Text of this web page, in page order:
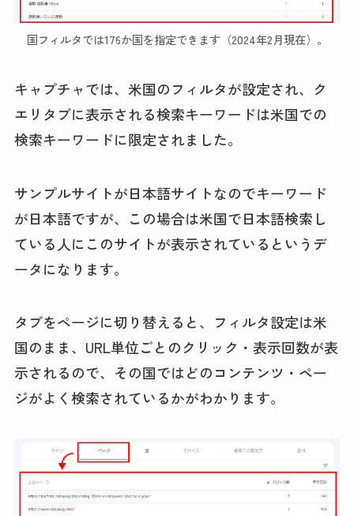
国フィルタでは176か国を指定できます（2024年2月現在）。
キャプチャでは、米国のフィルタが設定され、ク
エリタブに表示される検索キーワードは米国での
検索キーワードに限定されました。
サンプルサイトが日本語サイトなのでキーワード
が日本語ですが、この場合は米国で日本語検索し
ている人にこのサイトが表示されているというデ
ータになります。
タブをページに切り替えると、フィルタ設定は米
国のまま、URL単位ごとのクリック・表示回数が表
示されるので、その国ではどのコンテンツ・ペー
ジがよく検索されているかがわかります。